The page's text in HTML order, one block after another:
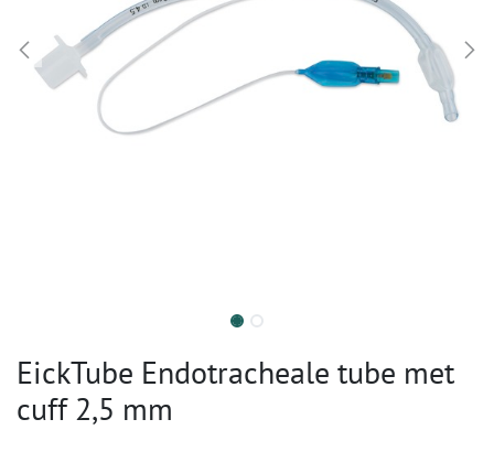
EickTube Endotracheale tube met
cuff 2,5 mm